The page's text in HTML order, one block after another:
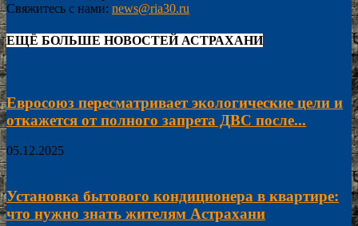
Свяжитесь с нами: news@ria30.ru
ЕЩЁ БОЛЬШЕ НОВОСТЕЙ АСТРАХАНИ
Евросоюз пересматривает экологические цели и
откажется от полного запрета ДВС после...
05.12.2025
Установка бытового кондиционера в квартире:
что нужно знать жителям Астрахани